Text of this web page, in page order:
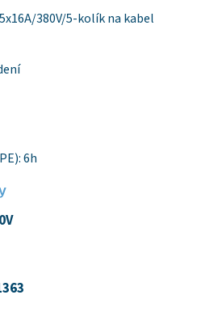
380V/5-kolík na kabel
6h